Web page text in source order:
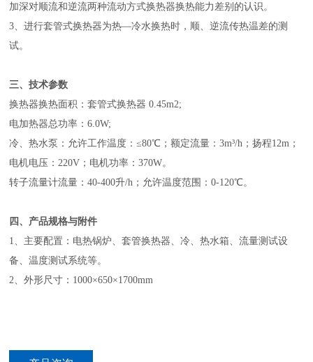
加深对顺流和逆流两种流动方式换热器换热能力差别的认识。
3、进行套管式换热器为热—冷水换热时，顺、逆流传热温差的测
试。
三、技术参数
换热器换热面积：套管式换热器 0.45m2;
电加热器总功率：6.0W;
冷、热水泵：允许工作温度：≤80℃；额定流量：3m³/h；扬程12m；
电机电压：220V；电机功率：370W。
转子流量计流量：40-400升/h；允许温度范围：0-120℃。
四、产品规格与附件
1、主要配置：电热锅炉、套管换热器、冷、热水箱、流量测试设
备、温度测试系统等。
2、外形尺寸：1000×650×1700mm